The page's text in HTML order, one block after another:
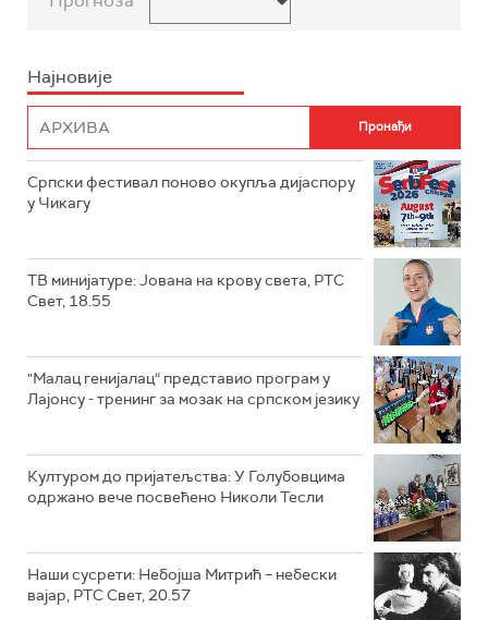
Најновије
Српски фестивал поново окупља дијаспору
у Чикагу
ТВ минијатуре: Јована на крову света, РТС
Свет, 18.55
"Малац генијалац“ представио програм у
Лајонсу - тренинг за мозак на српском језику
Културом до пријатељства: У Голубовцима
одржано вече посвећено Николи Тесли
Наши сусрети: Небојша Митрић – небески
вајар, РТС Свет, 20.57